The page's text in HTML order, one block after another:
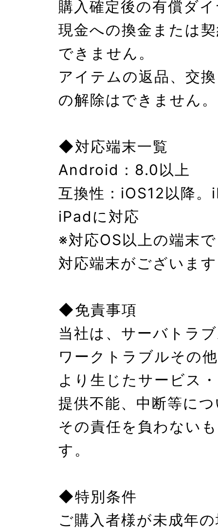
購入確定後の有償ダ
現金への換金または
できません。
アイテムの返品、交
の解除はできません。
◆対応端末一覧
Android：8.0以上
互換性：iOS12以降
iPadに対応
※対応OS以上の端末
対応端末がございま
◆免責事項
当社は、サーバトラ
ワークトラブルその
より生じたサービス
提供不能、中断等に
その責任を負わない
す。
◆特別条件
ご購入者様が未成年